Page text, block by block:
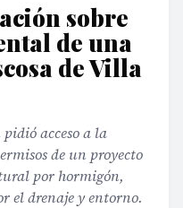
sobre
de una
de Villa
acceso a la
de un proyecto
por hormigón,
el drenaje y entorno.